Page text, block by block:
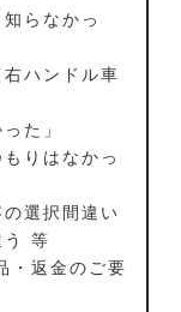
らなかっ
右ハンドル車
た」
りはなかっ
選択間違い
う 等
・返金のご要